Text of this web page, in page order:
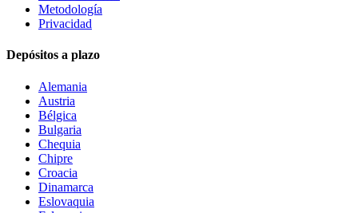
Metodología
Privacidad
Depósitos a plazo
Alemania
Austria
Bélgica
Bulgaria
Chequia
Chipre
Croacia
Dinamarca
Eslovaquia